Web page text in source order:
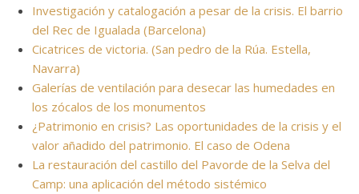
Investigación y catalogación a pesar de la crisis. El barrio
del Rec de Igualada (Barcelona)
Cicatrices de victoria. (San pedro de la Rúa. Estella,
Navarra)
Galerías de ventilación para desecar las humedades en
los zócalos de los monumentos
¿Patrimonio en crisis? Las oportunidades de la crisis y el
valor añadido del patrimonio. El caso de Odena
La restauración del castillo del Pavorde de la Selva del
Camp: una aplicación del método sistémico